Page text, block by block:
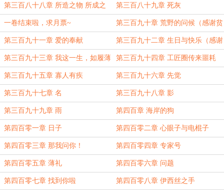
第三百八十八章 所造之物 所成之
工
第三百八十九章 死灰
一卷结束啦，求月票~ 第三百九十章 荒野的问候（感谢贫
道信佛的盟主
第三百九十一章 爱的奉献 第三百九十二章 生日与快乐（感谢
季觉生日快乐的盟主
第三百九十三章 我这一生，如履薄
冰
第三百九十四章 工匠圈传来噩耗
第三百九十五章 寡人有疾 第三百九十六章 先觉
第三百九十七章 名 第三百九十八章 影
第三百九十九章 雨 第四百章 海岸的狗
第四百零一章 日子 第四百零二章 心眼子与电棍子
第四百零三章 那我问你！ 第四百零四章 专家号
第四百零五章 薄礼 第四百零六章 问题
第四百零七章 找到你啦 第四百零八章 伊西丝之手